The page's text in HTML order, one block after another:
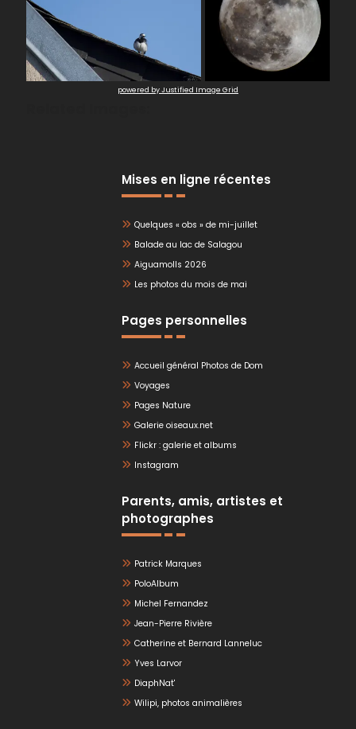
powered by Justified Image Grid
Mises en ligne récentes
Quelques « obs » de mi-juillet
Balade au lac de Salagou
Aiguamolls 2026
Les photos du mois de mai
Pages personnelles
Accueil général Photos de Dom
Voyages
Pages Nature
Galerie oiseaux.net
Flickr : galerie et albums
Instagram
Parents, amis, artistes et
photographes
Patrick Marques
PoloAlbum
Michel Fernandez
Jean-Pierre Rivière
Catherine et Bernard Lanneluc
Yves Larvor
DiaphNat'
Wilipi, photos animalières